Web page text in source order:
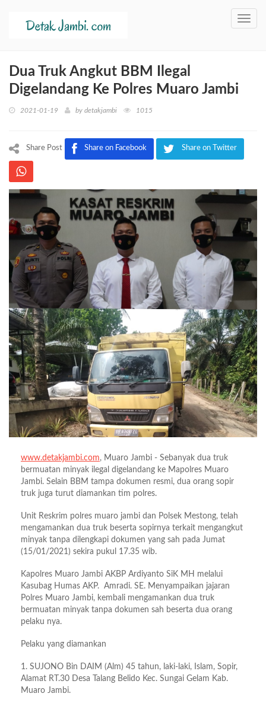
Dua Truk Angkut BBM Ilegal
Digelandang Ke Polres Muaro Jambi
2021-01-19 by detakjambi 1015
Share Post Share on Facebook Share on Twitter
www.detakjambi.com, Muaro Jambi - Sebanyak dua truk
bermuatan minyak ilegal digelandang ke Mapolres Muaro
Jambi. Selain BBM tampa dokumen resmi, dua orang sopir
truk juga turut diamankan tim polres.
Unit Reskrim polres muaro jambi dan Polsek Mestong, telah
mengamankan dua truk beserta sopirnya terkait mengangkut
minyak tanpa dilengkapi dokumen yang sah pada Jumat
(15/01/2021) sekira pukul 17.35 wib.
Kapolres Muaro Jambi AKBP Ardiyanto SiK MH melalui
Kasubag Humas AKP. Amradi. SE. Menyampaikan jajaran
Polres Muaro Jambi, kembali mengamankan dua truk
bermuatan minyak tanpa dokumen sah beserta dua orang
pelaku nya.
Pelaku yang diamankan
1. SUJONO Bin DAIM (Alm) 45 tahun, laki-laki, Islam, Sopir,
Alamat RT.30 Desa Talang Belido Kec. Sungai Gelam Kab.
Muaro Jambi.